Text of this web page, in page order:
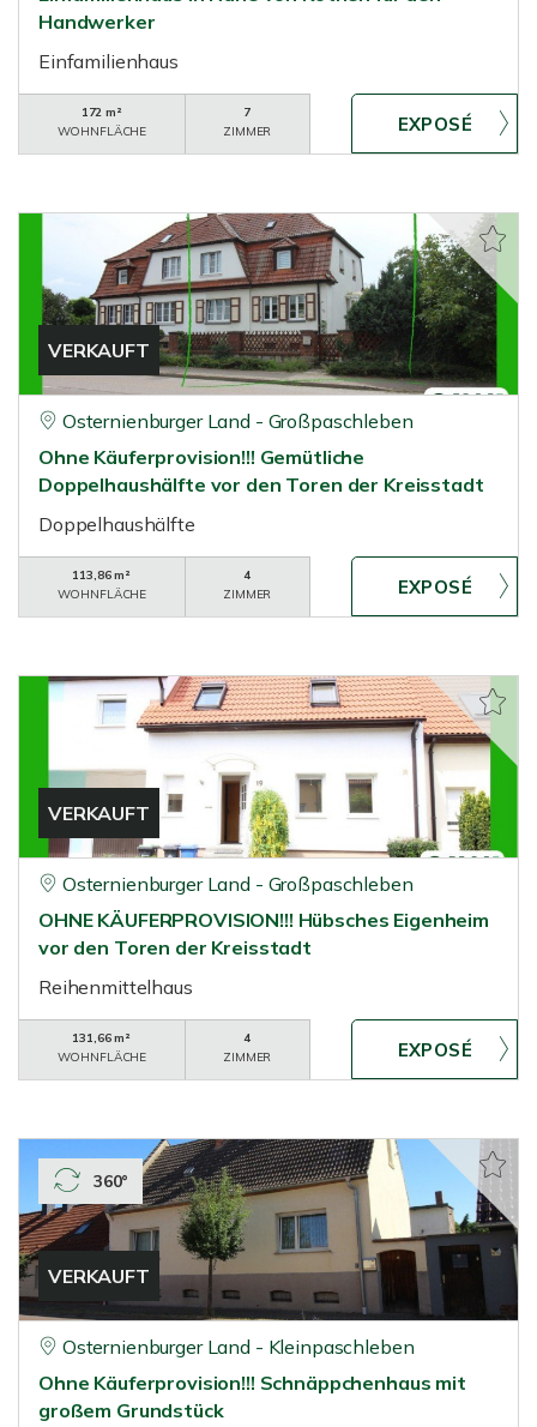
Handwerker
Einfamilienhaus
172 m²
WOHNFLÄCHE
7
ZIMMER
VERKAUFT
Osternienburger Land - Großpaschleben
Ohne Käuferprovision!!! Gemütliche
Doppelhaushälfte vor den Toren der Kreisstadt
Doppelhaushälfte
113,86 m²
WOHNFLÄCHE
4
ZIMMER
VERKAUFT
Osternienburger Land - Großpaschleben
OHNE KÄUFERPROVISION!!! Hübsches Eigenheim
vor den Toren der Kreisstadt
Reihenmittelhaus
131,66 m²
WOHNFLÄCHE
4
ZIMMER
VERKAUFT
360°
Osternienburger Land - Kleinpaschleben
Ohne Käuferprovision!!! Schnäppchenhaus mit
großem Grundstück